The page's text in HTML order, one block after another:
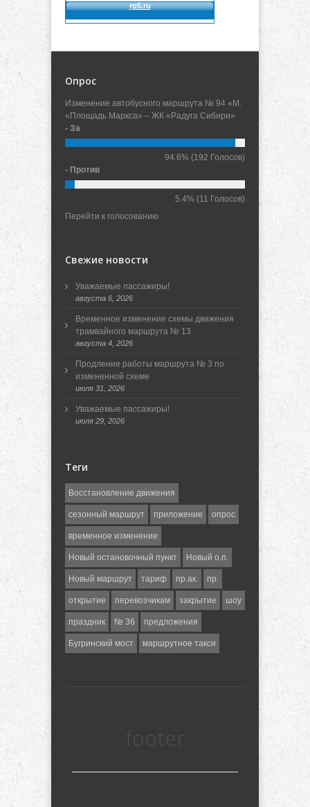
Опрос
Изменение автобусного маршрута № 94 «М.
«Площадь Маркса» – ЖК «Радуга Сибири»
- За
94.6% (192 Голосов)
- Против
5.4% (11 Голосов)
Перейти к голосованию
Свежие новости
Уважаемые пассажиры!
августа 6, 2026
Временное изменение схемы движения
трамвайного маршрута № 13
августа 4, 2026
Продление работы маршрута № 3 по
измененной схеме
июля 31, 2026
Уважаемые пассажиры!
июля 29, 2026
Теги
Восстановление движения
сезонный маршрут приложение опрос
временное изменение
Новый остановочный пункт Новый о.п.
Новый маршрут тариф пр.ак. пр.
открытие перевозчикам закрытие шоу
праздник № 36 предложения
Бугринский мост маршрутное такси
footer